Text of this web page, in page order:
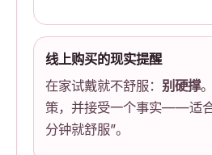
线上购买的现实提醒
在家试戴就不舒服： 别硬撑
策，并接受一个事实——适
分钟就舒服”。